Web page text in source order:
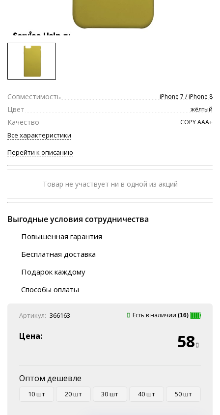
Совместимость iPhone 7 / iPhone 8
Цвет жёлтый
Качество COPY ААА+
Все характеристики
Перейти к описанию
Товар не участвует ни в одной из акций
Выгодные условия сотрудничества
Повышенная гарантия
Бесплатная доставка
Автобусы (по ЮФО)
“BlaBlaCar” (по ЮФО)
Подарок каждому
Способы оплаты
Наличные
Эквайринг
Артикул: 366163 Есть в наличии (16)
Цена: 58
Оптом дешевле
10 шт 20 шт 30 шт 40 шт 50 шт